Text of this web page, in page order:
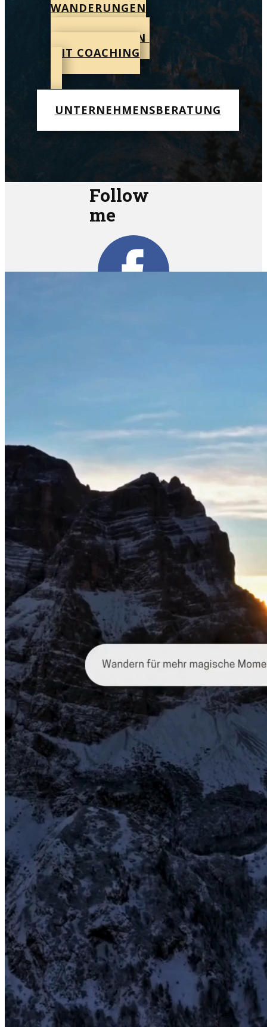
WANDERUNGEN
WANDERUNGEN
MIT COACHING
UNTERNEHMENSBERATUNG
Follow
me
Auf welcher Suche
bist du?
Sichere Dir dein erstes kostenloses
Name
Email
Einreichen
Vielen Dank! Deine Nachricht
wurde gesendet.
Deine Nachricht konnte nicht
gesendet werden. Bitte
behebe die Fehler und
versuche es erneut.
ABOUT ME
Wer bin ich?
Name: Markus Vaja
Wohnort: Neumarkt (BZ, Italien)
Alter: 60 Jahre
35 Jahre Erfahrung im Industriesektor
30 Jahre davon als Führungskraft,3 Jahre Erfahrung im
Ausland
Meine Ausbildungen:
M aschinenbau u. Wartungstechnik,AutoCad,
SolidWorks,Lean, Smed, FMEA, TPM,Systematischer
Personal- u. Business Coach,
Wanderleiter (WIP)
Meine Werte?
Vertraulichkeit,
Zuverlässigkeit,Offenheit,